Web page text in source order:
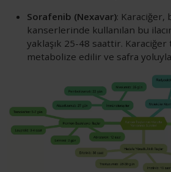
Sorafenib (Nexavar):
kanserlerinde kullanılan bu
yaklaşık 25-48 saattir. Karaciğer
metabolize edilir ve safra yoluyla